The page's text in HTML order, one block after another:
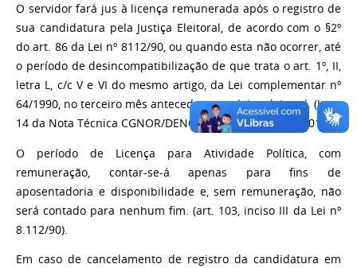
O servidor fará jus à licença remunerada após o registro de
sua candidatura pela Justiça Eleitoral, de acordo com o §2º
do art. 86 da Lei nº 8112/90, ou quando esta não ocorrer, até
o período de desincompatibilização de que trata o art. 1º, II,
letra L, c/c V e VI do mesmo artigo, da Lei complementar nº
64/1990, no terceiro mês antecedente a pleito eleitoral. (Item
14 da Nota Técnica CGNOR/DENOP/SEGEP/MP nº 296/2012).
O período de Licença para Atividade Política, com
remuneração, contar-se-á apenas para fins de
aposentadoria e disponibilidade e, sem remuneração, não
será contado para nenhum fim. (art. 103, inciso III da Lei nº
8.112/90).
Em caso de cancelamento de registro da candidatura em